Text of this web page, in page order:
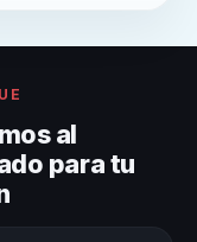
al
para tu